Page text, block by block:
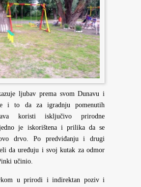
ljubav prema svom Dunavu i
i to da za igradnju pomenutih
koristi isključivo prirodne
je iskorištena i prilika da se
drvo. Po predviđanju i drugi
da uređuju i svoj kutak za odmor
učinio.
u prirodi i indirektan poziv i